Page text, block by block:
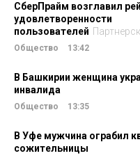
СберПрайм возглавил
удовлетворенности
пользователей
Общество 13:42
В Башкирии женщина
инвалида
Общество 13:35
В Уфе мужчина ограбил
сожительницы